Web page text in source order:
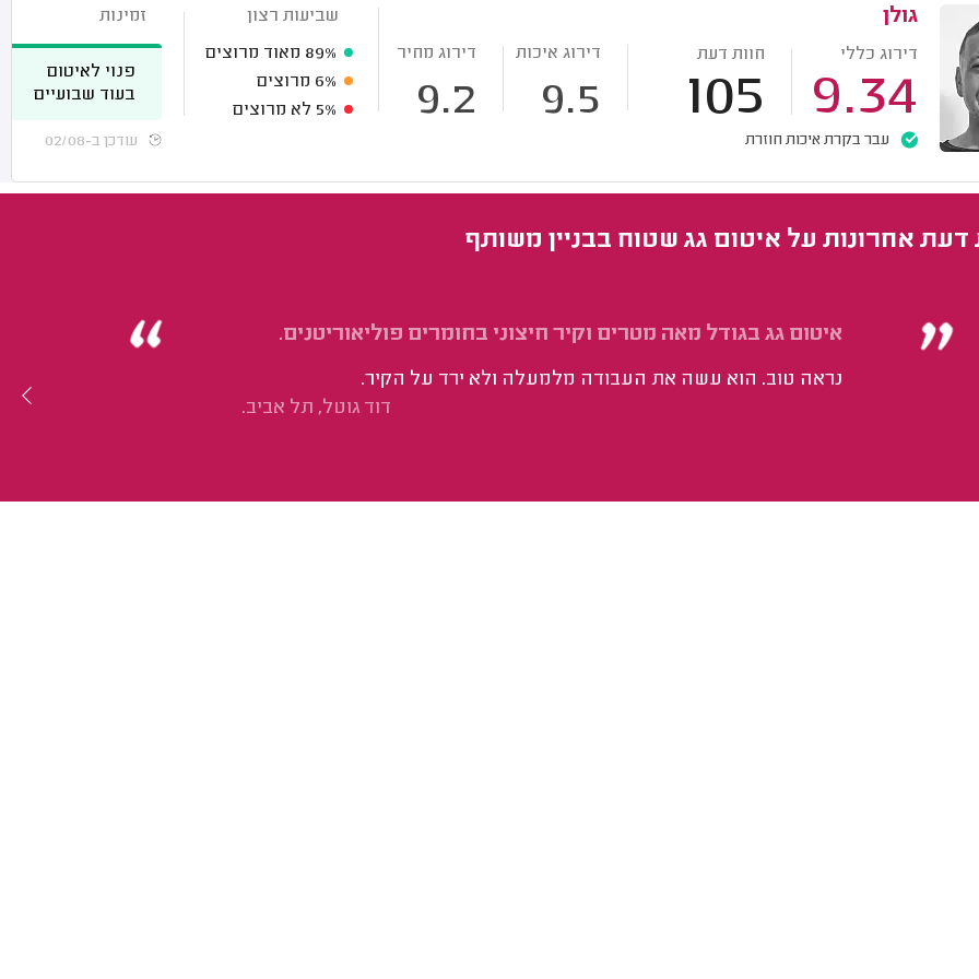
גולן
דירוג כללי
9.34
חוות דעת
105
דירוג איכות
9.5
דירוג מחיר
9.2
עבר בקרת איכות חוזרת
שביעות רצון
89% מאוד מרוצים
6% מרוצים
5% לא מרוצים
זמינות
פנוי לאיטום
בעוד שבועיים
עודכן ב-02/08
דעת אחרונות על איטום גג שטוח בבניין משותף
איטום גג בגודל מאה מטרים וקיר חיצוני בחומרים פוליאוריטנים.
נראה טוב. הוא עשה את העבודה מלמעלה ולא ירד על הקיר.
דוד גוטל, תל אביב.